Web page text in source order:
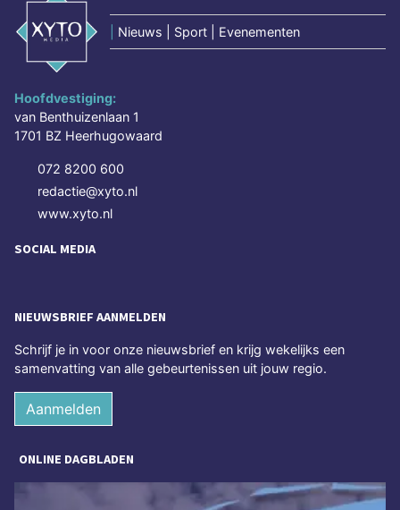
Nieuws | Sport | Evenementen
Hoofdvestiging:
van Benthuizenlaan 1
1701 BZ Heerhugowaard
072 8200 600
redactie@xyto.nl
www.xyto.nl
SOCIAL MEDIA
NIEUWSBRIEF AANMELDEN
Schrijf je in voor onze nieuwsbrief en krijg wekelijks een
samenvatting van alle gebeurtenissen uit jouw regio.
Aanmelden
ONLINE DAGBLADEN